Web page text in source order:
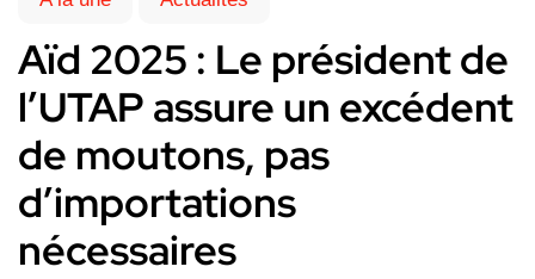
Aïd 2025 : Le président de
l’UTAP assure un excédent
de moutons, pas
d’importations
nécessaires